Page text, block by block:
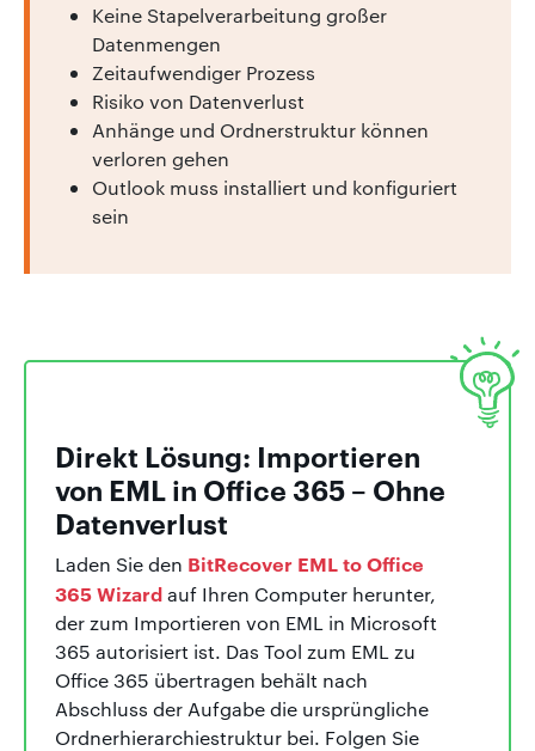
Keine Stapelverarbeitung großer
Datenmengen
Zeitaufwendiger Prozess
Risiko von Datenverlust
Anhänge und Ordnerstruktur können
verloren gehen
Outlook muss installiert und konfiguriert
sein
Direkt Lösung: Importieren
von EML in Office 365 – Ohne
Datenverlust
Laden Sie den BitRecover EML to Office
365 Wizardauf Ihren Computer herunter,
der zum Importieren von EML in Microsoft
365 autorisiert ist. Das Tool zum EML zu
Office 365 übertragen behält nach
Abschluss der Aufgabe die ursprüngliche
Ordnerhierarchiestruktur bei. Folgen Sie